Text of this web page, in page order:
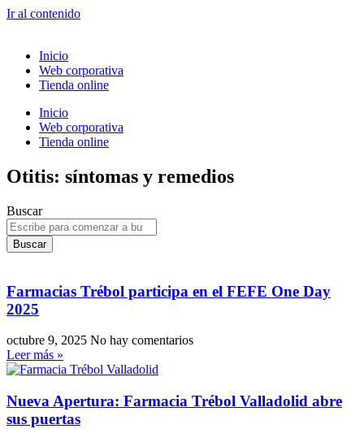
Ir al contenido
Inicio
Web corporativa
Tienda online
Inicio
Web corporativa
Tienda online
Otitis: síntomas y remedios
Buscar
Buscar
Farmacias Trébol participa en el FEFE One Day
2025
octubre 9, 2025 No hay comentarios
Leer más »
Nueva Apertura: Farmacia Trébol Valladolid abre
sus puertas